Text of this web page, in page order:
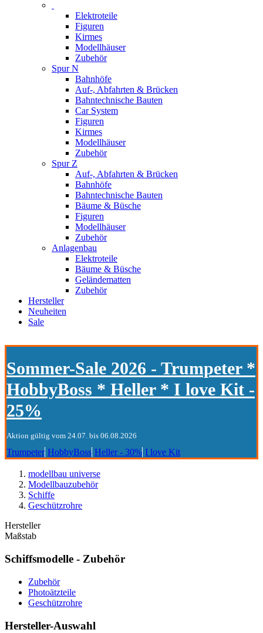
Elektroteile
Figuren
Kirmes
Modellhäuser
Zubehör
Spur N
Bahnhöfe
Auf-, Abfahrten & Brücken
Bahntechnische Bauten
Car System
Figuren
Kirmes
Modellhäuser
Zubehör
Spur Z
Auf-, Abfahrten & Brücken
Bahnhöfe
Bahntechnische Bauten
Bäume & Büsche
Figuren
Modellhäuser
Zubehör
Anlagenbau
Elektroteile
Bäume & Büsche
Geländematten
Zubehör
Hersteller
Neuheiten
Sale
Sommer-Sale 2026 - Trumpeter *
HobbyBoss * Heller * I love Kit -
25%
Aktion gültig vom 24.07. bis 06.08.2026
Trumpeter HobbyBoss Heller - 30% I love Kit
modellbau universe
Modellbauzubehör
Schiffe
Geschützrohre
Hersteller
Maßstab
Schiffsmodelle - Zubehör
Zubehör
Photoätzteile
Geschützrohre
Hersteller-Auswahl